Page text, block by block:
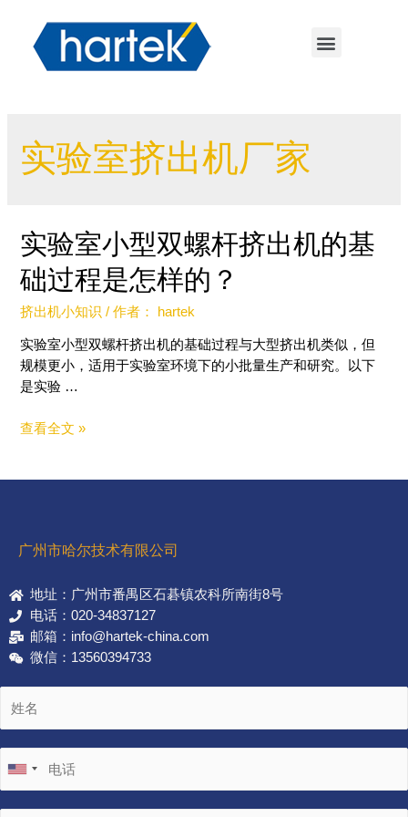
实验室挤出机厂家
实验室小型双螺杆挤出机的基
础过程是怎样的？
挤出机小知识 / 作者： hartek
实验室小型双螺杆挤出机的基础过程与大型挤出机类似，但
规模更小，适用于实验室环境下的小批量生产和研究。以下
是实验 …
查看全文 »
广州市哈尔技术有限公司
地址：广州市番禺区石碁镇农科所南街8号
电话：020-34837127
邮箱：info@hartek-china.com
微信：13560394733